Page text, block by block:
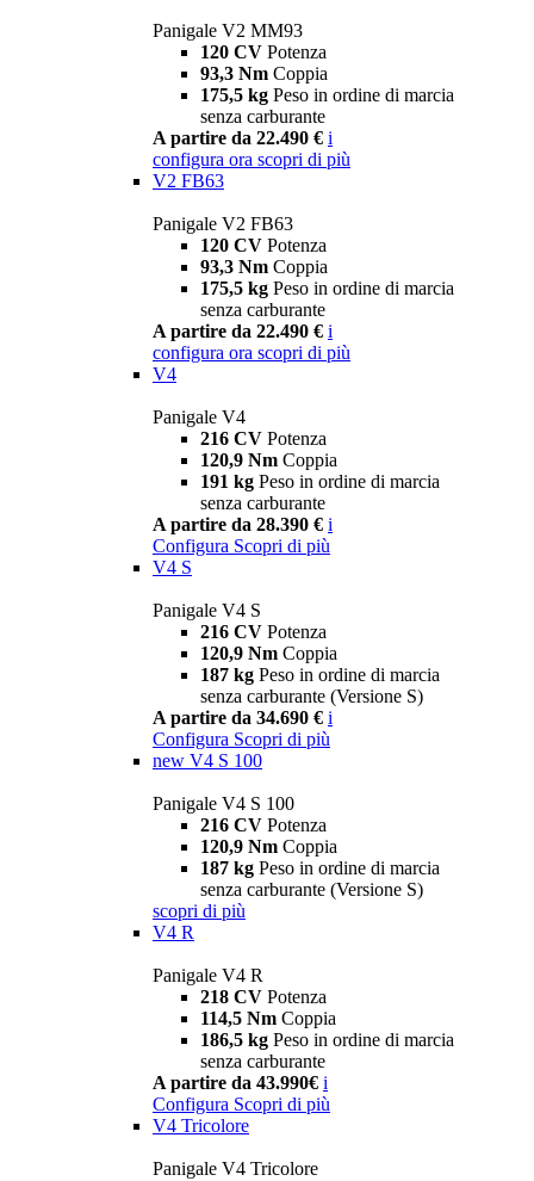
Panigale V2 MM93
120 CV Potenza
93,3 Nm Coppia
175,5 kg Peso in ordine di marcia
senza carburante
A partire da 22.490 € i
configura ora scopri di più
V2 FB63
Panigale V2 FB63
120 CV Potenza
93,3 Nm Coppia
175,5 kg Peso in ordine di marcia
senza carburante
A partire da 22.490 € i
configura ora scopri di più
V4
Panigale V4
216 CV Potenza
120,9 Nm Coppia
191 kg Peso in ordine di marcia
senza carburante
A partire da 28.390 € i
Configura Scopri di più
V4 S
Panigale V4 S
216 CV Potenza
120,9 Nm Coppia
187 kg Peso in ordine di marcia
senza carburante (Versione S)
A partire da 34.690 € i
Configura Scopri di più
new V4 S 100
Panigale V4 S 100
216 CV Potenza
120,9 Nm Coppia
187 kg Peso in ordine di marcia
senza carburante (Versione S)
scopri di più
V4 R
Panigale V4 R
218 CV Potenza
114,5 Nm Coppia
186,5 kg Peso in ordine di marcia
senza carburante
A partire da 43.990€ i
Configura Scopri di più
V4 Tricolore
Panigale V4 Tricolore